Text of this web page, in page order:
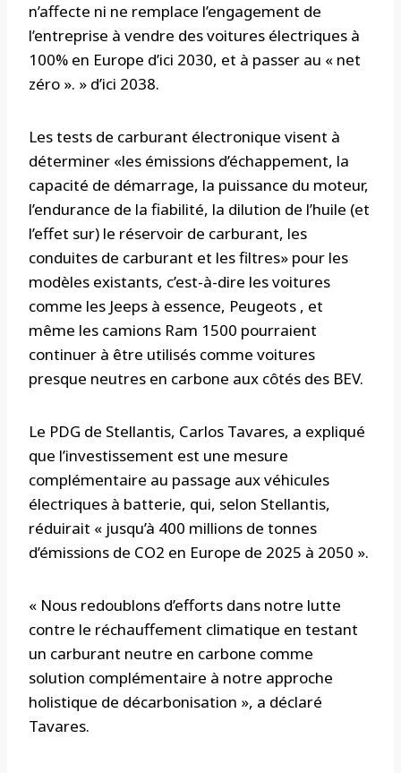
n’affecte ni ne remplace l’engagement de
l’entreprise à vendre des voitures électriques à
100% en Europe d’ici 2030, et à passer au « net
zéro ». » d’ici 2038.
Les tests de carburant électronique visent à
déterminer «les émissions d’échappement, la
capacité de démarrage, la puissance du moteur,
l’endurance de la fiabilité, la dilution de l’huile (et
l’effet sur) le réservoir de carburant, les
conduites de carburant et les filtres» pour les
modèles existants, c’est-à-dire les voitures
comme les Jeeps à essence, Peugeots , et
même les camions Ram 1500 pourraient
continuer à être utilisés comme voitures
presque neutres en carbone aux côtés des BEV.
Le PDG de Stellantis, Carlos Tavares, a expliqué
que l’investissement est une mesure
complémentaire au passage aux véhicules
électriques à batterie, qui, selon Stellantis,
réduirait « jusqu’à 400 millions de tonnes
d’émissions de CO2 en Europe de 2025 à 2050 ».
« Nous redoublons d’efforts dans notre lutte
contre le réchauffement climatique en testant
un carburant neutre en carbone comme
solution complémentaire à notre approche
holistique de décarbonisation », a déclaré
Tavares.